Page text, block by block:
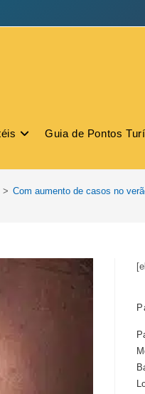
Guia de Pontos
> Com aumento de casos no